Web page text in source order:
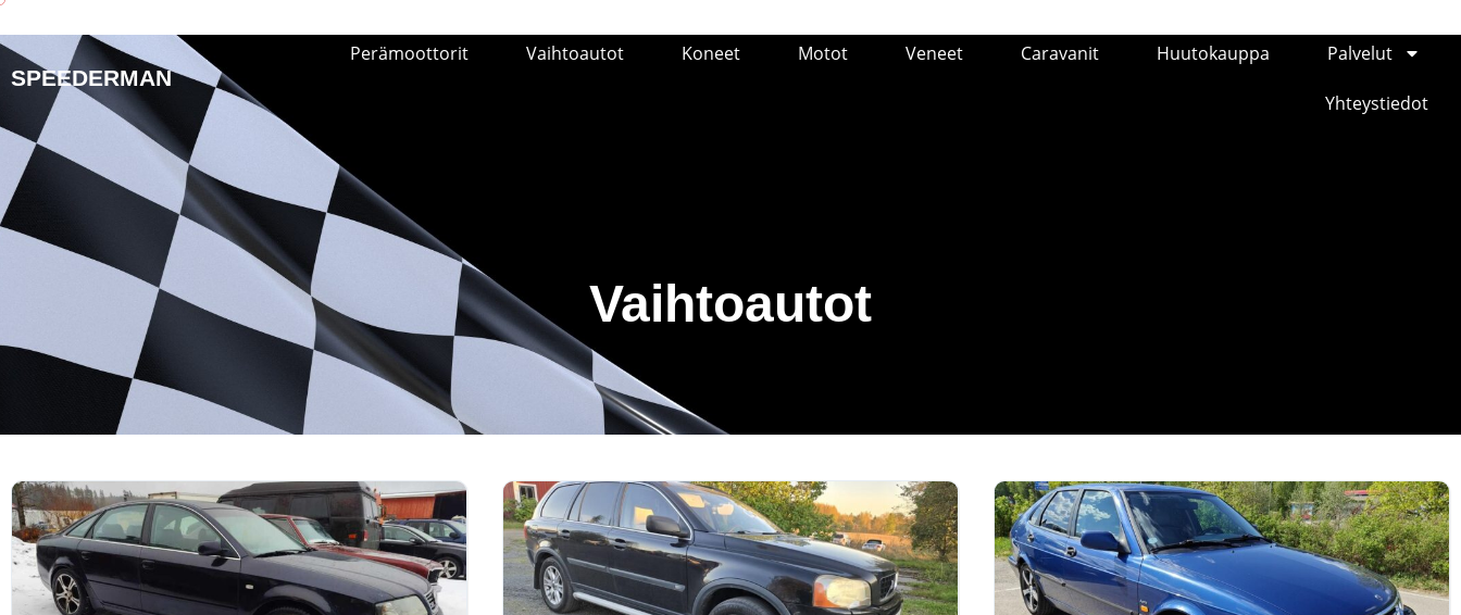
SPEEDERMAN
Perämoottorit Vaihtoautot Koneet Motot Veneet Caravanit Huutokauppa Palvelut
Yhteystiedot
Vaihtoautot